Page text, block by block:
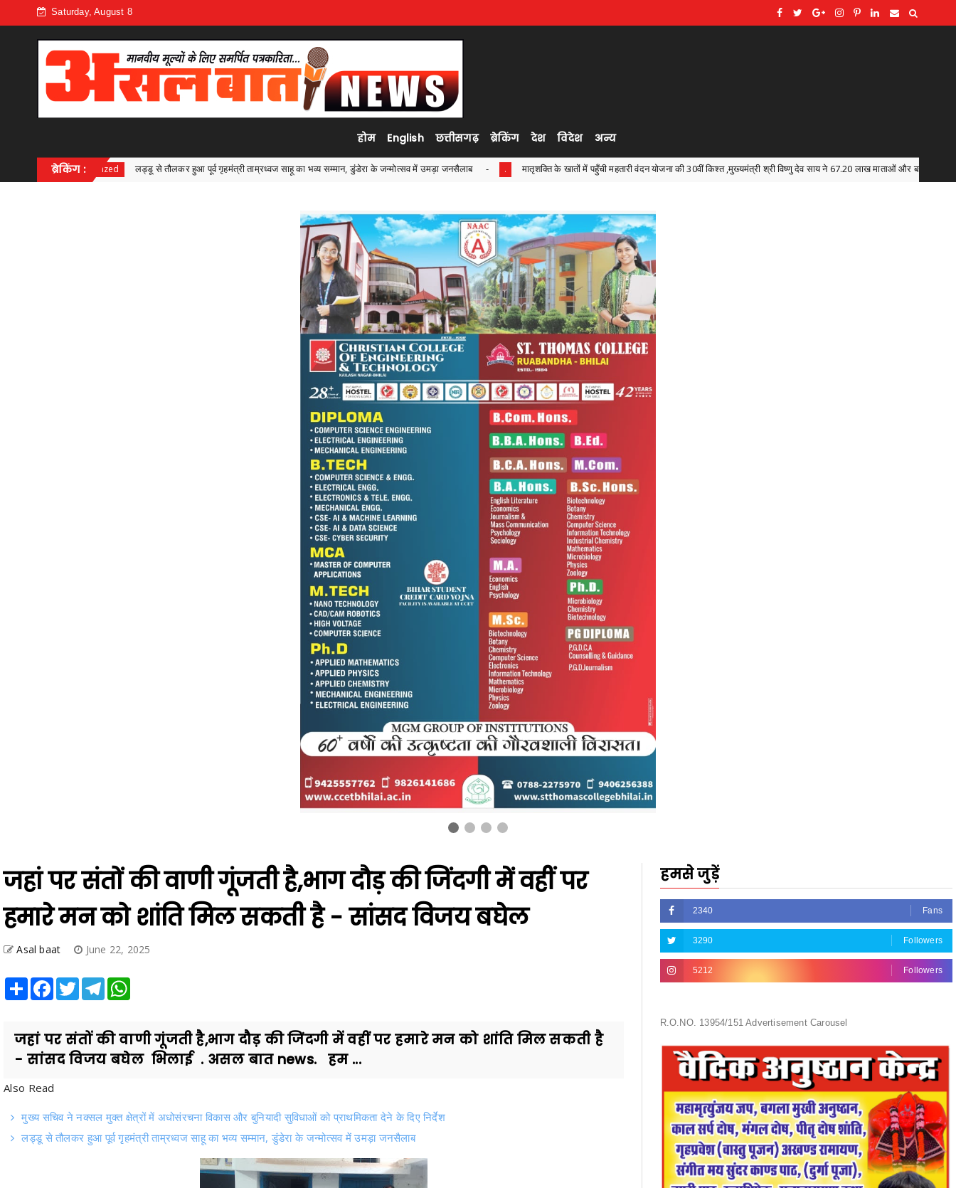
Saturday, August 8
होम English छत्तीसगढ़ ब्रेकिंग देश विदेश अन्य
ब्रेकिंग :
लड्डू से तौलकर हुआ पूर्व गृहमंत्री ताम्रध्वज साहू का भव्य सम्मान, डुंडेरा के जन्मोत्सव में उमड़ा जनसैलाब . मातृशक्ति के खातों में पहुँची महतारी वंदन योजना की 30वीं किश्त ,मुख्यमंत्री श्री विष्णु देव साय ने 67.20 लाख माताओं और बहनों के खातों में डीबीटी के माध्यम से अंतरित किए
जहां पर संतों की वाणी गूंजती है,भाग दौड़ की जिंदगी में वहीं पर
हमारे मन को शांति मिल सकती है - सांसद विजय बघेल
Asal baat June 22, 2025
Share Facebook
Twitter Telegram
जहां पर संतों की वाणी गूंजती है,भाग दौड़ की जिंदगी में वहीं पर हमारे मन को शांति मिल सकती है
- सांसद विजय बघेल भिलाई . असल बात news. हम ...
Also Read
मुख्य सचिव ने नक्सल मुक्त क्षेत्रों में अधोसंरचना विकास और बुनियादी सुविधाओं को प्राथमिकता देने के दिए निर्देश
लड्डू से तौलकर हुआ पूर्व गृहमंत्री ताम्रध्वज साहू का भव्य सम्मान, डुंडेरा के जन्मोत्सव में उमड़ा जनसैलाब
हमसे जुड़ें
2340 Fans
3290 Followers
5212 Followers
R.O.NO. 13954/151 Advertisement Carousel